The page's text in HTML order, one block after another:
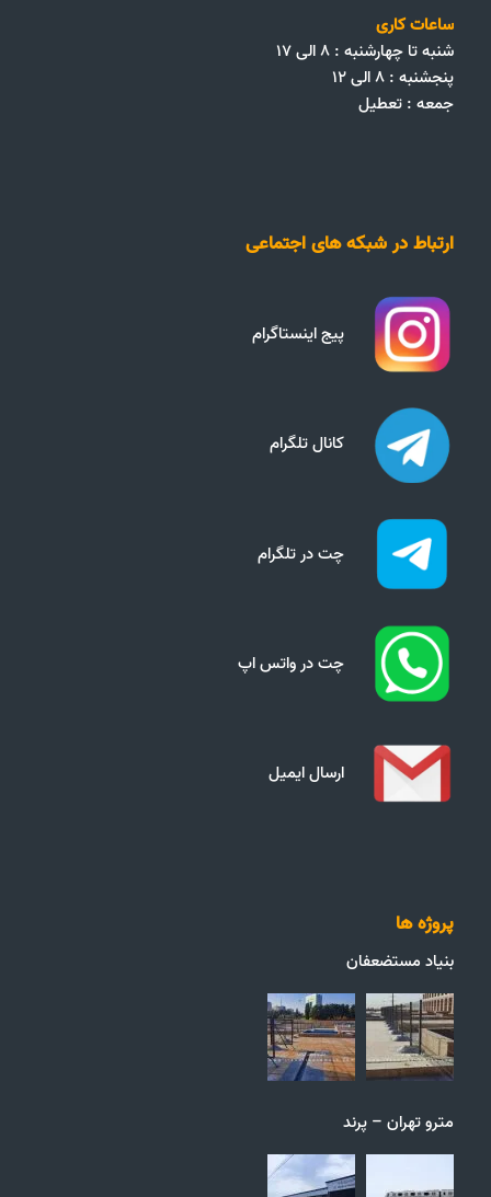
ساعات کاری
شنبه تا چهارشنبه : ۸ الی ۱۷
پنجشنبه : ۸ الی ۱۲
جمعه‌ :‌ تعطیل
ارتباط در شبکه های اجتماعی
پیج اینستاگرام
کانال تلگرام
چت در تلگرام
چت در واتس اپ
ارسال ایمیل
پروژه ها
بنیاد مستضعفان
مترو تهران – پرند